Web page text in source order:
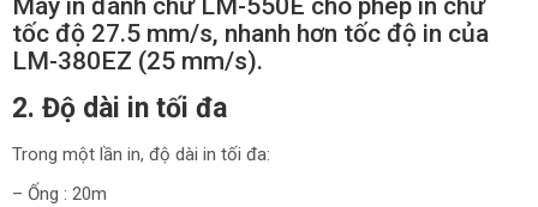
Máy in đánh chữ LM-550E cho phép in chữ
tốc độ 27.5 mm/s, nhanh hơn tốc độ in của
LM-380EZ (25 mm/s).
2. Độ dài in tối đa
Trong một lần in, độ dài in tối đa:
– Ống : 20m